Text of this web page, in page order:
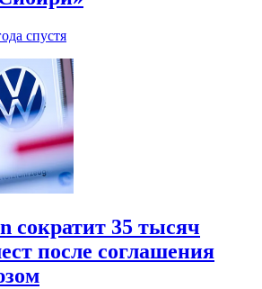
спустя
сократит 35 тысяч
после соглашения